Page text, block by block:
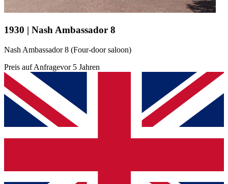
1930 | Nash Ambassador 8
Nash Ambassador 8 (Four-door saloon)
Preis auf Anfragevor 5 Jahren